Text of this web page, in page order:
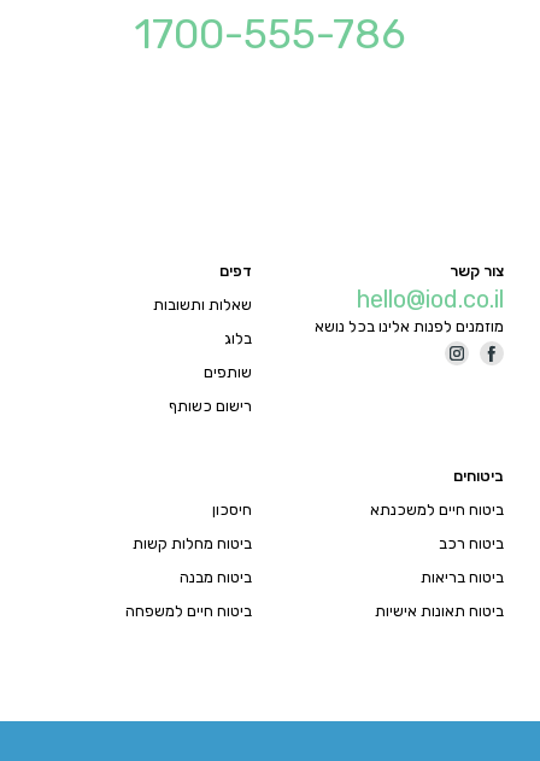
1700-555-786
צור קשר
hello@iod.co.il
מוזמנים לפנות אלינו בכל נושא
דפים
שאלות ותשובות
בלוג
שותפים
רישום כשותף
ביטוחים
ביטוח חיים למשכנתא
ביטוח רכב
ביטוח בריאות
ביטוח תאונות אישיות
חיסכון
ביטוח מחלות קשות
ביטוח מבנה
ביטוח חיים למשפחה